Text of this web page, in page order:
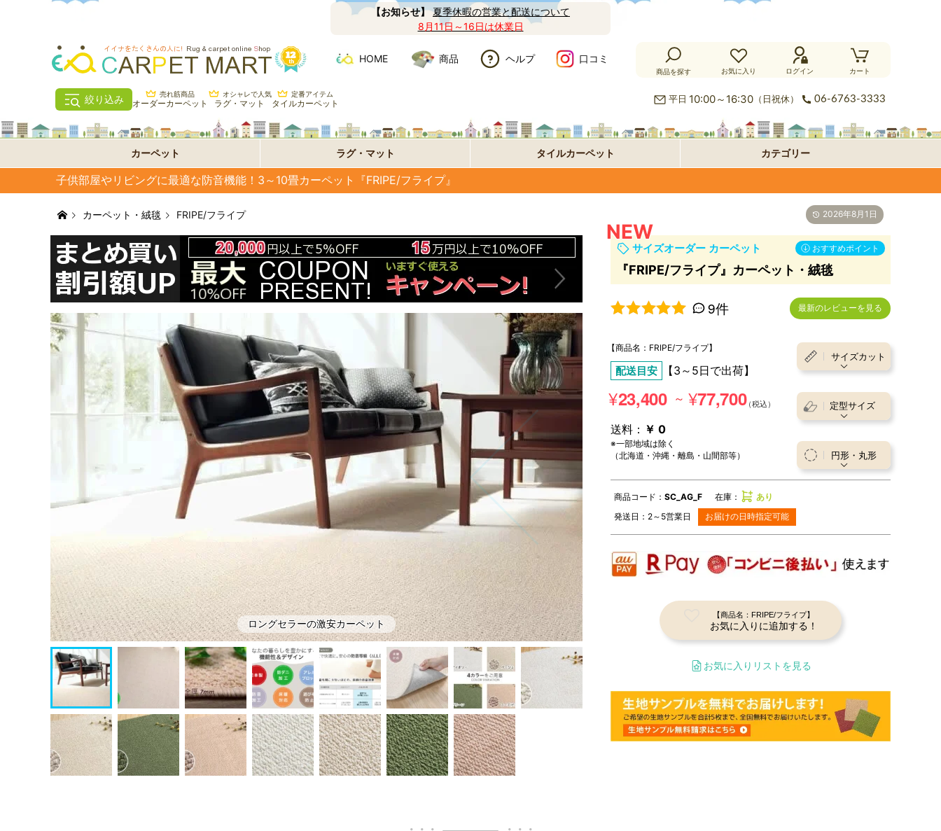
【お知らせ】 夏季休暇の営業と配送について
8月11日～16日は休業日
HOME 商品 ヘルプ 口コミ
商品を探す お気に入り ログイン カート
絞り込み 売れ筋商品
オーダーカーペット
オシャレで人気
ラグ・マット
定番アイテム
タイルカーペット 平日 10:00～16:30 （日祝休） 06-6763-3333
カーペット ラグ・マット タイルカーペット カテゴリー
ペ
ト・
絨
毯
グ
フ
ア・
玄
関
マ
ッ
ト
ネ
ル
型
オ
プ
シ
ョ
ン・
補
助
材
子供部屋やリビングに最適な防音機能！3～10畳カーペット『FRIPE/フライプ』
カーペット・絨毯 FRIPE/フライプ 2026年8月1日
ロングセラーの激安カーペット
サイズオーダー カーペット おすすめポイント
『FRIPE/フライプ』カーペット・絨毯
9件 最新のレビューを見る
【商品名：FRIPE/フライプ】
配送目安 【3～5日で出荷】
¥23,400 ～ ¥77,700
送料： ￥ 0
※一部地域は除く
（北海道・沖縄・離島・山間部等）
サイズカット
定型サイズ
円形・丸形
商品コード： SC_AG_F 在庫：
あり
発送日： 2～5営業日 お届けの日時指定可能
【商品名：FRIPE/フライプ】
お気に入りに追加する！
お気に入りリストを見る